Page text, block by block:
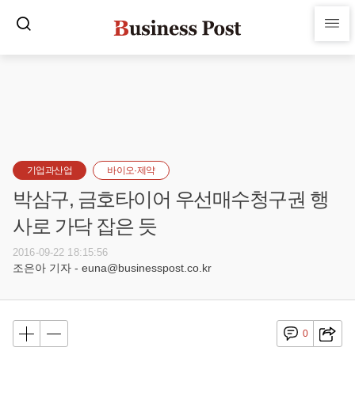
기업과산업 바이오·제약
박삼구, 금호타이어 우선매수청구권 행
사로 가닥 잡은 듯
2016-09-22 18:15:56
조은아 기자 - euna@businesspost.co.kr
0